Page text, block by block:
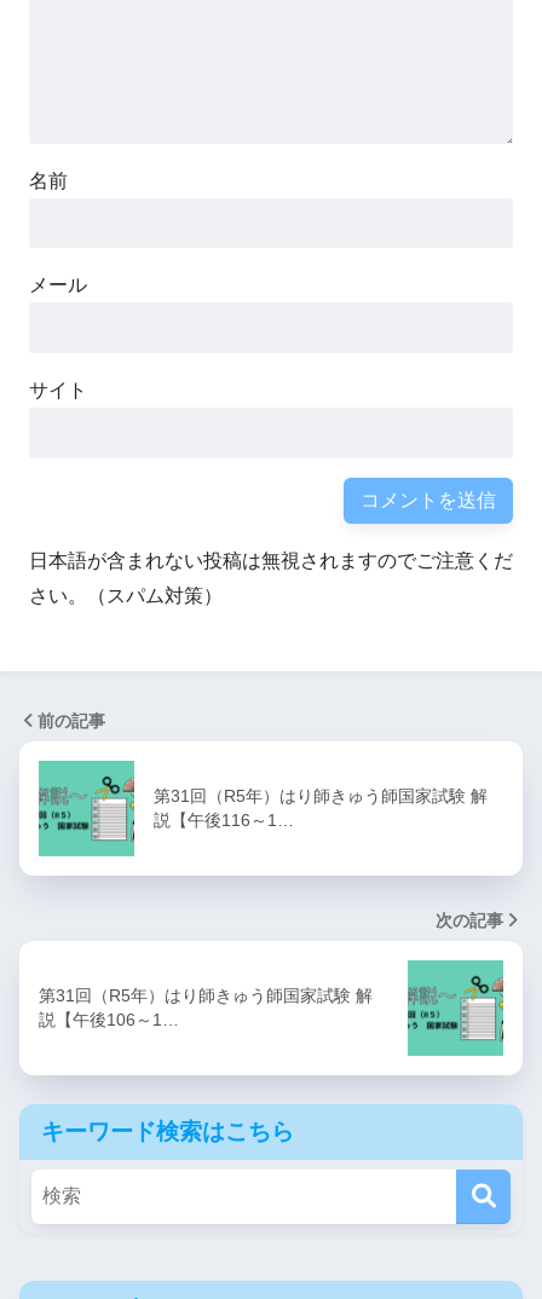
名前
メール
サイト
日本語が含まれない投稿は無視されますのでご注意くだ
さい。（スパム対策）
前の記事
第31回（R5年）はり師きゅう師国家試験 解
説【午後116～1…
次の記事
第31回（R5年）はり師きゅう師国家試験 解
説【午後106～1…
キーワード検索はこちら